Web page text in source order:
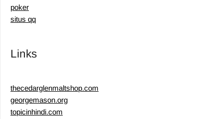
poker
situs qq
Links
thecedarglenmaltshop.com
georgemason.org
topicinhindi.com